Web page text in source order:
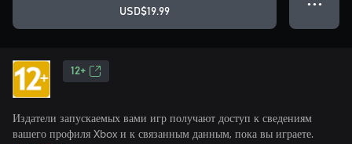
USD$19.99
● ● ●
12+
Издатели запускаемых вами игр получают доступ к сведениям
вашего профиля Xbox и к связанным данным, пока вы играете.